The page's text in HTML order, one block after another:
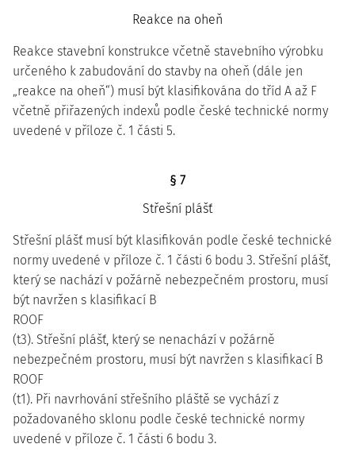
Reakce na oheň
Reakce stavební konstrukce včetně stavebního výrobku
určeného k zabudování do stavby na oheň (dále jen
„reakce na oheň“) musí být klasifikována do tříd A až F
včetně přiřazených indexů podle české technické normy
uvedené v příloze č. 1 části 5.
§ 7
Střešní plášť
Střešní plášť musí být klasifikován podle české technické
normy uvedené v příloze č. 1 části 6 bodu 3. Střešní plášť,
který se nachází v požárně nebezpečném prostoru, musí
být navržen s klasifikací B
ROOF
(t3). Střešní plášť, který se nenachází v požárně
nebezpečném prostoru, musí být navržen s klasifikací B
ROOF
(t1). Při navrhování střešního pláště se vychází z
požadovaného sklonu podle české technické normy
uvedené v příloze č. 1 části 6 bodu 3.